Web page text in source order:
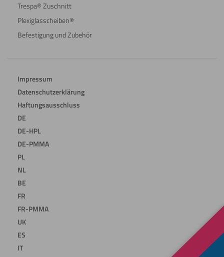
Trespa® Zuschnitt
Plexiglasscheiben®
Befestigung und Zubehör
Impressum
Datenschutzerklärung
Haftungsausschluss
DE
DE-HPL
DE-PMMA
PL
NL
BE
FR
FR-PMMA
UK
ES
IT